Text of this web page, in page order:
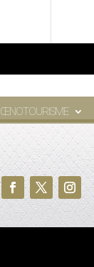
ŒNOTOURISME